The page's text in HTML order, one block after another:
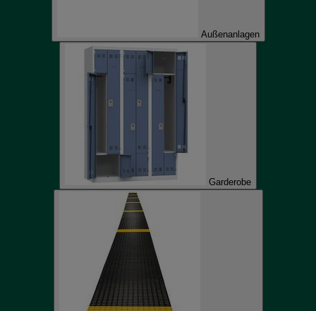
Außenanlagen
Garderobe